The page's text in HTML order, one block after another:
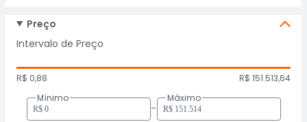
Preço
Intervalo de Preço
R$ 0,88
R$ 151.513,64
Mínimo
-
Máximo